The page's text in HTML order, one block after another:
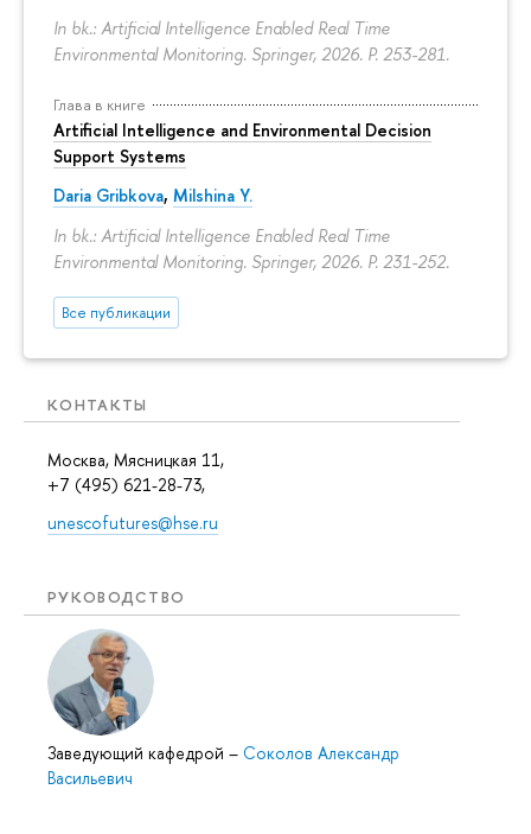
In bk.: Artificial Intelligence Enabled Real Time
Environmental Monitoring. Springer, 2026. P. 253-281.
Глава в книге
Artificial Intelligence and Environmental Decision
Support Systems
Daria Gribkova, Milshina Y.
In bk.: Artificial Intelligence Enabled Real Time
Environmental Monitoring. Springer, 2026. P. 231-252.
Все публикации
КОНТАКТЫ
Москва, Мясницкая 11,
+7 (495) 621-28-73,
unescofutures@hse.ru
РУКОВОДСТВО
Заведующий кафедрой – Соколов Александр
Васильевич